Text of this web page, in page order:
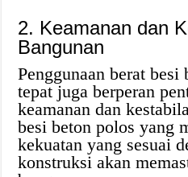
2. Keamanan dan
Bangunan
Penggunaan berat besi
tepat juga berperan
keamanan dan
besi beton polos yang
kekuatan yang sesuai
konstruksi akan